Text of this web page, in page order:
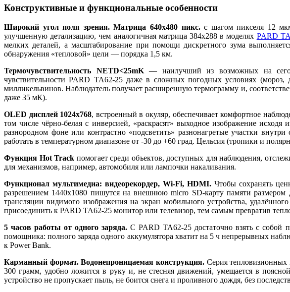
Конструктивные и функциональные особенности
Широкий угол поля зрения. Матрица 640x480 пикс.с шагом пикселя 12
улучшенную детализацию, чем аналогичная матрица 384x288 в моделях PARD
мелких деталей, а масштабирование при помощи дискретного зума
обнаружения «тепловой» цели — порядка 1,5 км.
Термочувствительность NETD<25mK— наилучший из возможных на
чувствительности PARD TA62-25 даже в сложных погодных условиях (мороз,
милликельвинов. Наблюдатель получает расширенную термограмму и,
даже 35 мК).
OLED дисплей 1024x768, встроенный в окуляр, обеспечивает комфортное
том числе чёрно-белая с инверсией, «раскрасят» выходное изображение
разнородном фоне или контрастно «подсветить» разнонагретые участки
работать в температурном диапазоне от -30 до +60 град. Цельсия (тропики и
Функция Hot Track помогает среди объектов, доступных для наблюдения,
для механизмов, например, автомобиля или лампочки накаливания.
Функционал мультимедиа: видеорекордер, Wi-Fi, HDMI. Чтобы сохранять
разрешением 1440x1080 пишутся на внешнюю micro SD-карту памяти
трансляции видимого изображения на экран мобильного устройства,
присоединить к PARD TA62-25 монитор или телевизор, тем самым превратив
5 часов работы от одного заряда. С PARD TA62-25 достаточно взять с собой
помощника: полного заряда одного аккумулятора хватит на 5 ч непрерывных
к Power Bank.
Карманный формат. Водонепроницаемая конструкция. Серия
300 грамм, удобно ложится в руку и, не стесняя движений, умещается в
устройство не пропускает пыль, не боится снега и проливного дождя, без